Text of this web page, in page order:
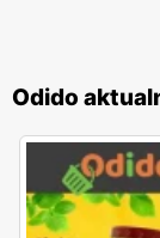
kluczowych
regularnie
się co dwa
na
oszczędzanie
gazetkom,
okazje i
Odido